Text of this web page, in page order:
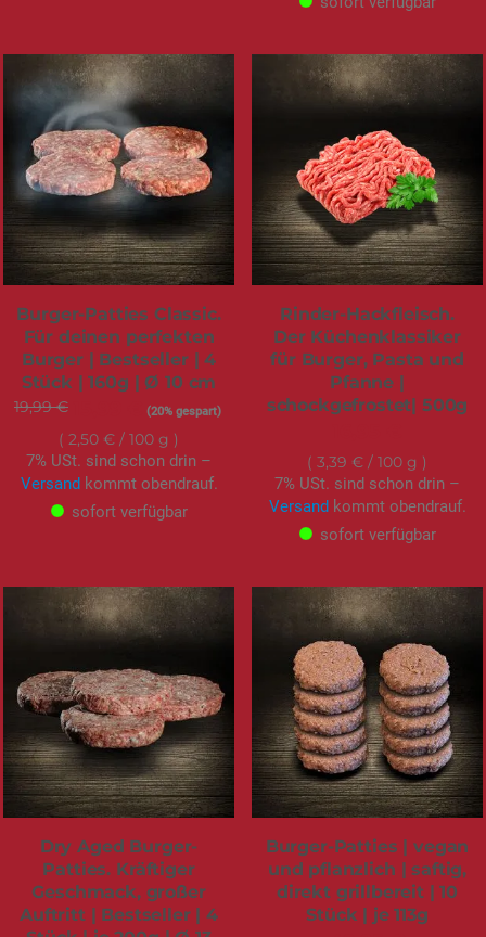
Burger-Patties Classic.
Für deinen perfekten
Burger | Bestseller | 4
Stück | 160g | Ø 10 cm
19,99 € Sonderangebot(20% gespart)
2,50 € / 100 g
7% USt. sind schon drin –
Versandkommt obendrauf.
sofort verfügbar
Rinder-Hackfleisch.
Der Küchenklassiker
für Burger, Pasta und
Pfanne |
schockgefrostet| 500g
3,39 € / 100 g
7% USt. sind schon drin –
Versandkommt obendrauf.
sofort verfügbar
Dry Aged Burger-
Patties. Kräftiger
Geschmack, großer
Auftritt | Bestseller | 4
Burger-Patties | vegan
und pflanzlich | saftig,
direkt grillbereit | 10
Stück | je 113g